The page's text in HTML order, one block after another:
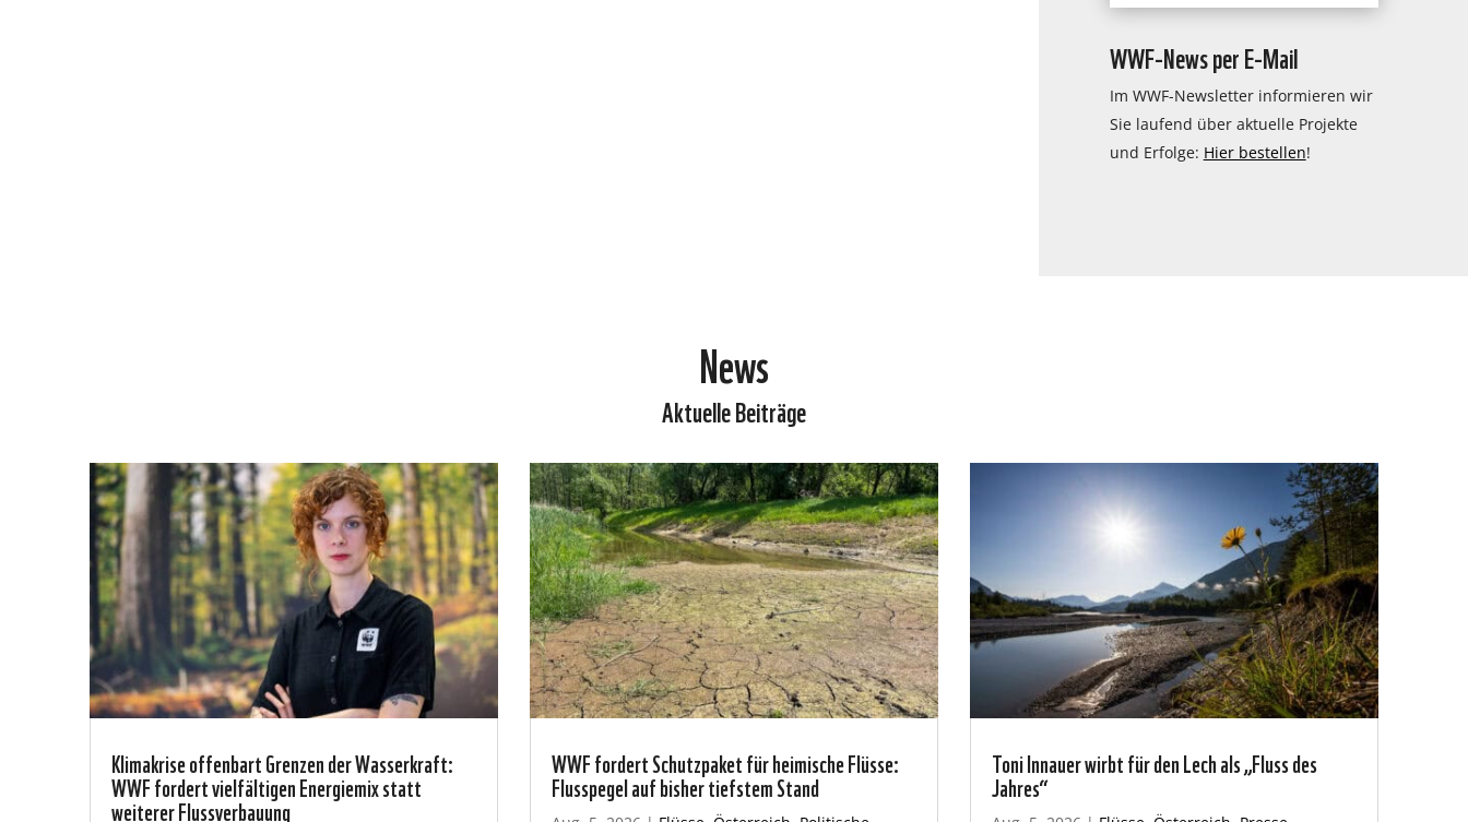
WWF-News per E-Mail
Im WWF-Newsletter informieren wir
Sie laufend über aktuelle Projekte
und Erfolge: Hier bestellen!
News
Aktuelle Beiträge
Klimakrise offenbart Grenzen der Wasserkraft:
WWF fordert vielfältigen Energiemix statt
weiterer Flussverbauung
WWF fordert Schutzpaket für heimische Flüsse:
Flusspegel auf bisher tiefstem Stand
Toni Innauer wirbt für den Lech als „Fluss des
Jahres“